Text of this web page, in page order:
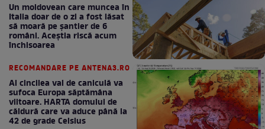
Un moldovean care muncea în
Italia doar de o zi a fost lăsat
să moară pe şantier de 6
români. Aceștia riscă acum
închisoarea
RECOMANDARE PE ANTENA3.RO
Al cincilea val de caniculă va
sufoca Europa săptămâna
viitoare. HARTA domului de
căldură care va aduce până la
42 de grade Celsius